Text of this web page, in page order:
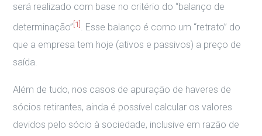
será realizado com base no critério do “balanço de
determinação” [1] . Esse balanço é como um “retrato” do
que a empresa tem hoje (ativos e passivos) a preço de
saída.
Além de tudo, nos casos de apuração de haveres de
sócios retirantes, ainda é possível calcular os valores
devidos pelo sócio à sociedade, inclusive em razão de